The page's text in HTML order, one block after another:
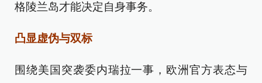
格陵兰岛才能决定自身事务。
凸显虚伪与双标
围绕美国突袭委内瑞拉一事，欧洲官方表态与